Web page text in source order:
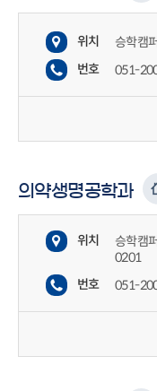
위치
승학캠
번호
051-
의약생명공학과
위치
승학캠
0201
번호
051-